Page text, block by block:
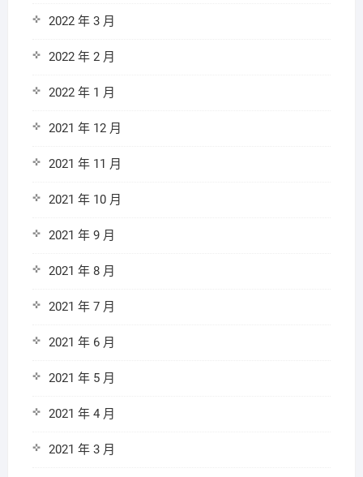
2022 年 3 月
2022 年 2 月
2022 年 1 月
2021 年 12 月
2021 年 11 月
2021 年 10 月
2021 年 9 月
2021 年 8 月
2021 年 7 月
2021 年 6 月
2021 年 5 月
2021 年 4 月
2021 年 3 月